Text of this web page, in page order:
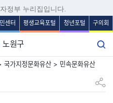
로가기
로가기
바로가기
로가기
정부 누리집입니다.
센터 평생교육포털 청년포털 구의회
노원구
가지정문화유산 > 민속문화유산
공유하